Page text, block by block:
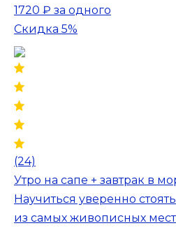
1720 ₽ за одного
Скидка 5%
(24)
Утро на сапе + завтрак в
Научиться уверенно
из самых живописных